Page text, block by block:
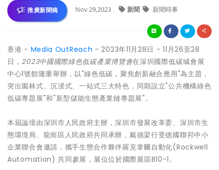
推廣新聞稿 Nov 29,2023 新聞 新聞時事
香港 - Media OutReach - 2023年11月28日 - 11月26至28
日， 2023中國國際綠色低碳產業博覽會在深圳國際低碳城會展
中心1號館隆重舉辦，以"綠色低碳，聚焦創新融合應用"為主題，
突出園林式、沉浸式、一站式三大特色，同期設立"公共機構綠色
低碳專題展"和"新型儲能生態產業鏈專題展"。
本屆論壇由深圳市人民政府主辦，深圳市發展改革委、深圳市生
態環境局、龍崗區人民政府共同承辦，戴德梁行受德國聯邦中小
企業聯合會邀請，攜手生態合作夥伴羅克韋爾自動化(Rockwell
Automation) 共同參展，展位位於國際展區B10-1。